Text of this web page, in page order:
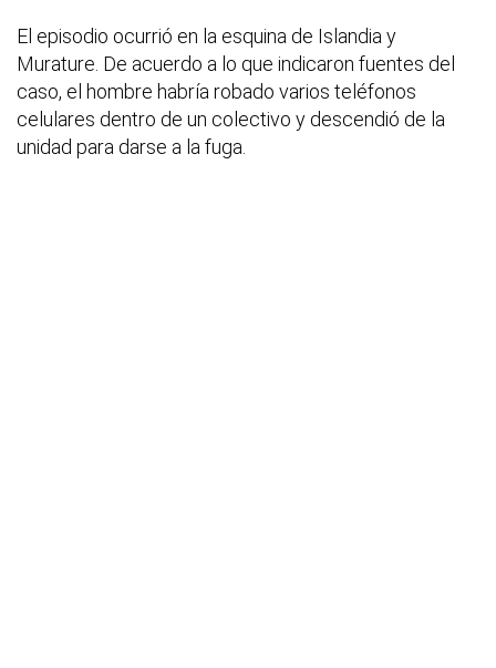
El episodio ocurrió en la esquina de Islandia y
Murature. De acuerdo a lo que indicaron fuentes del
caso, el hombre habría robado varios teléfonos
celulares dentro de un colectivo y descendió de la
unidad para darse a la fuga.